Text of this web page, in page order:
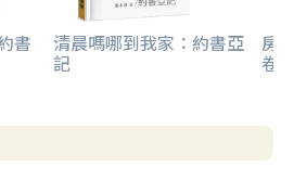
書 清晨嗎哪到我家：約書亞
記
房
卷